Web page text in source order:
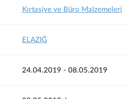
Kırtasiye ve Büro Malzemeleri
ELAZIĞ
24.04.2019 - 08.05.2019